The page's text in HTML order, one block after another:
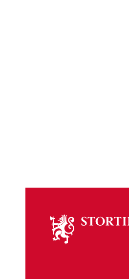
stortinget